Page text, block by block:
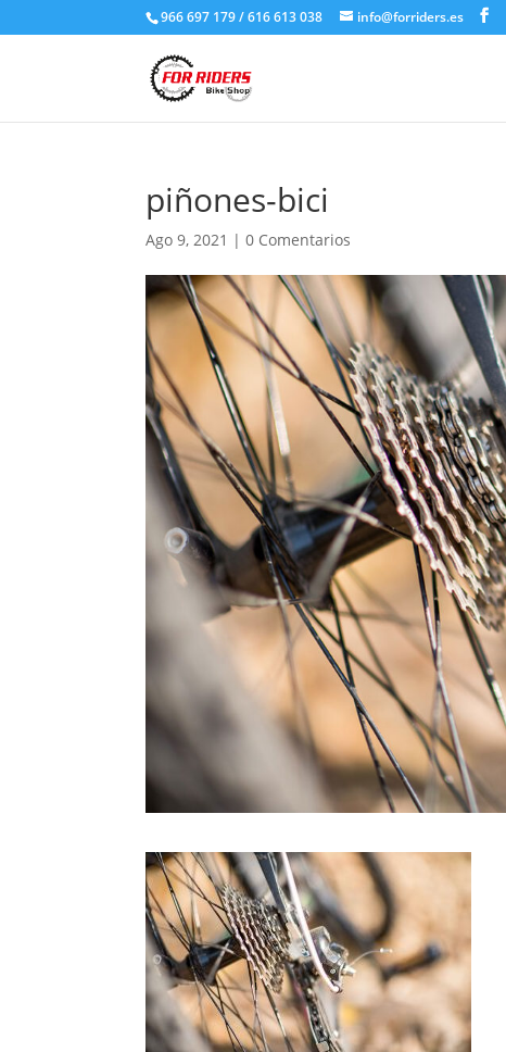
966 697 179 / 616 613 038 info@forriders.es
piñones-bici
Ago 9, 2021 |0 Comentarios